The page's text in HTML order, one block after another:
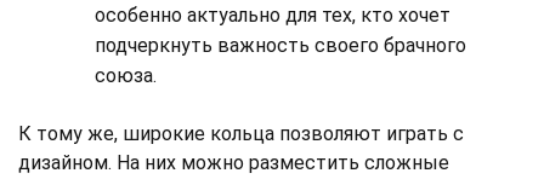
особенно актуально для тех, кто хочет
подчеркнуть важность своего брачного
союза.
К тому же, широкие кольца позволяют играть с
дизайном. На них можно разместить сложные